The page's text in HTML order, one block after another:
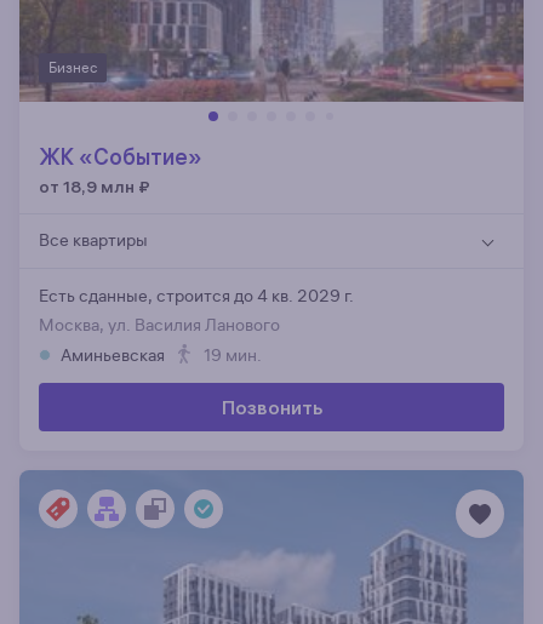
Бизнес
ЖК «Событие»
от 18,9 млн ₽
Все квартиры
Есть сданные, строится до 4 кв. 2029 г.
Москва, ул. Василия Ланового
Аминьевская
19 мин.
Позвонить